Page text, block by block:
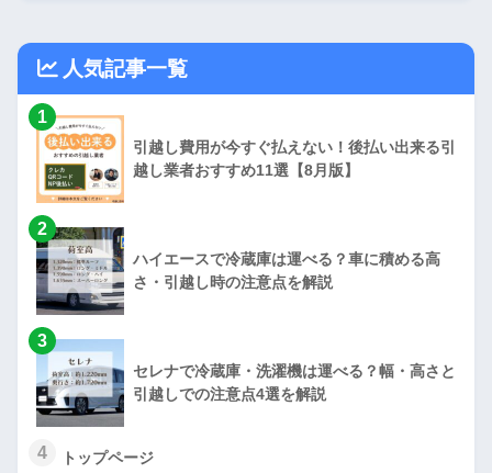
人気記事一覧
1
引越し費用が今すぐ払えない！後払い出来る引
越し業者おすすめ11選【8月版】
2
ハイエースで冷蔵庫は運べる？車に積める高
さ・引越し時の注意点を解説
3
セレナで冷蔵庫・洗濯機は運べる？幅・高さと
引越しでの注意点4選を解説
4 トップページ